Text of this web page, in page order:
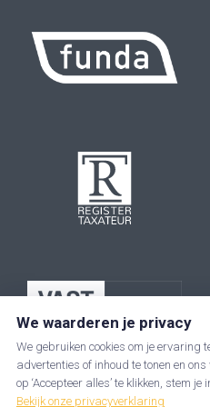
We waarderen je privacy
We gebruiken cookies om je ervaring
advertenties of inhoud te tonen en
op ‘Accepteer alles’ te klikken, stem
Bekijk onze privacyverklaring